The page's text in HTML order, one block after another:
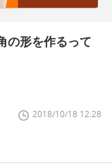
の形を作るって
2018/10/18 12:28